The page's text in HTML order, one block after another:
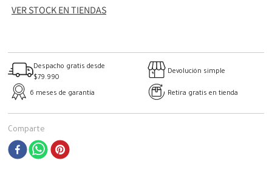
VER STOCK EN TIENDAS
Despacho gratis desde
$79.990
Devolución simple
6 meses de garantía Retira gratis en tienda
Comparte